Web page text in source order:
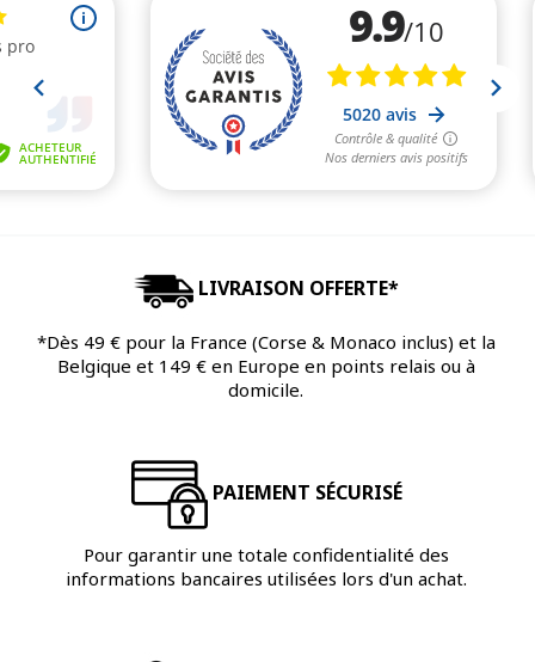
LIVRAISON OFFERTE*
*Dès 49 € pour la France (Corse & Monaco inclus) et la
Belgique et 149 € en Europe en points relais ou à
domicile.
PAIEMENT SÉCURISÉ
Pour garantir une totale confidentialité des
informations bancaires utilisées lors d'un achat.